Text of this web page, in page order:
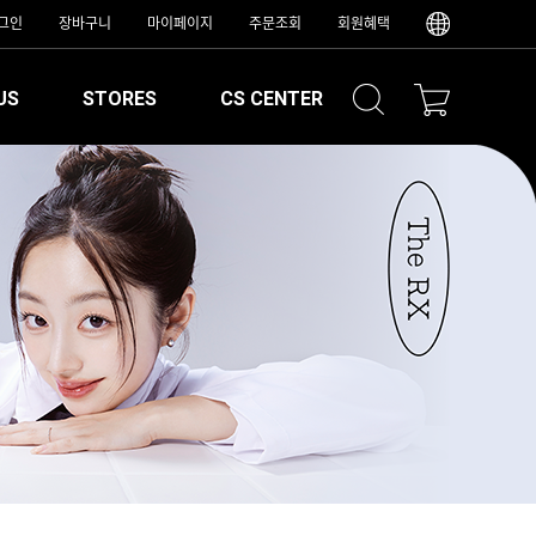
인 장바구니 마이페이지 주문조회 회원혜택
STORES CS CENTER